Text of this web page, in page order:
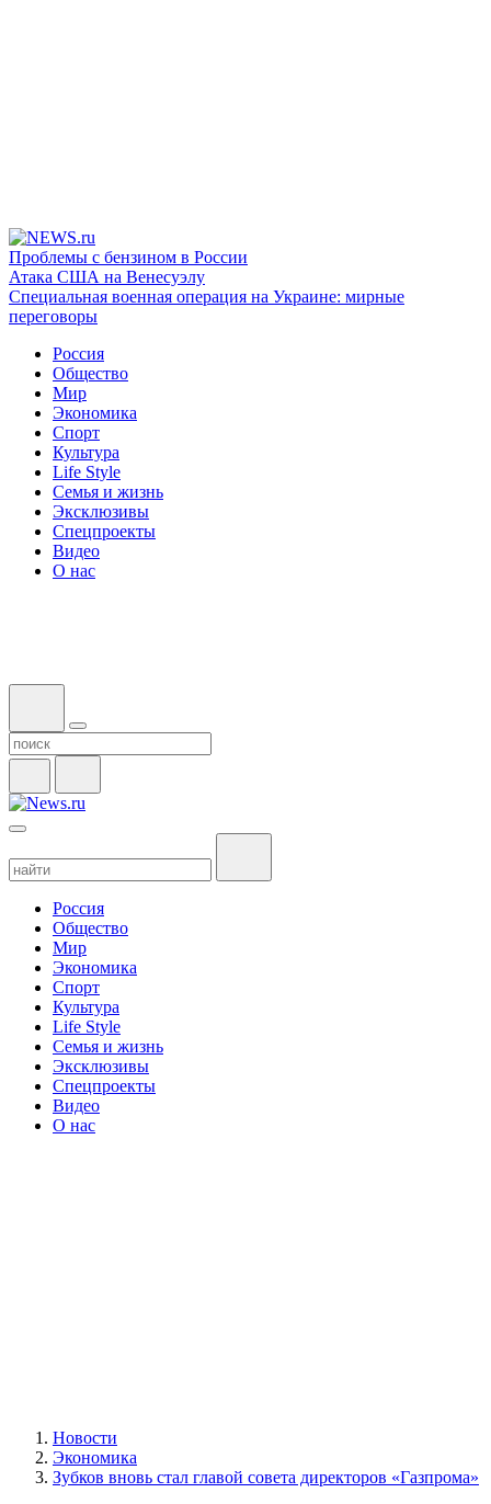
Проблемы с бензином в России
Атака США на Венесуэлу
Специальная военная операция на Украине: мирные
переговоры
Россия
Общество
Мир
Экономика
Спорт
Культура
Life Style
Семья и жизнь
Эксклюзивы
Спецпроекты
Видео
О нас
Россия
Общество
Мир
Экономика
Спорт
Культура
Life Style
Семья и жизнь
Эксклюзивы
Спецпроекты
Видео
О нас
Новости
Экономика
Зубков вновь стал главой совета директоров «Газпрома»